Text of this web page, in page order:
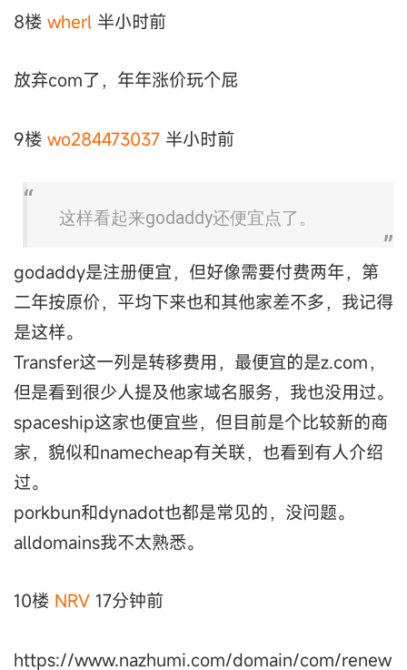
8楼 wherl 半小时前
放弃com了，年年涨价玩个屁
9楼 wo284473037 半小时前
这样看起来godaddy还便宜点了。
godaddy是注册便宜，但好像需要付费两年，第
二年按原价，平均下来也和其他家差不多，我记得
是这样。
Transfer这一列是转移费用，最便宜的是z.com，
但是看到很少人提及他家域名服务，我也没用过。
spaceship这家也便宜些，但目前是个比较新的商
家，貌似和namecheap有关联，也看到有人介绍
过。
porkbun和dynadot也都是常见的，没问题。
alldomains我不太熟悉。
10楼 NRV 17分钟前
https://www.nazhumi.com/domain/com/renew